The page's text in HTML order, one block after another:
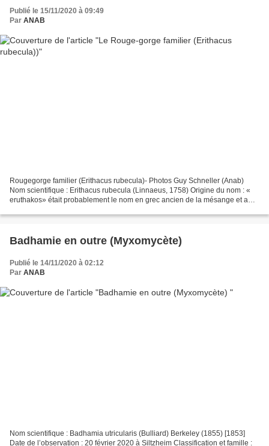
Publié le 15/11/2020 à 09:49
Par ANAB
Rougegorge familier (Erithacus rubecula)- Photos Guy Schneller (Anab)
Nom scientifique : Erithacus rubecula (Linnaeus, 1758) Origine du nom : «
eruthakos» était probablement le nom en grec ancien de la mésange et a
Badhamie en outre (Myxomycète)
Publié le 14/11/2020 à 02:12
Par ANAB
Nom scientifique : Badhamia utricularis (Bulliard) Berkeley (1855) [1853]
Date de l’observation : 20 février 2020 à Siltzheim Classification et famille :